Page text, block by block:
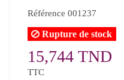
Référence 001237
Rupture de stock
15,744 TND
TTC